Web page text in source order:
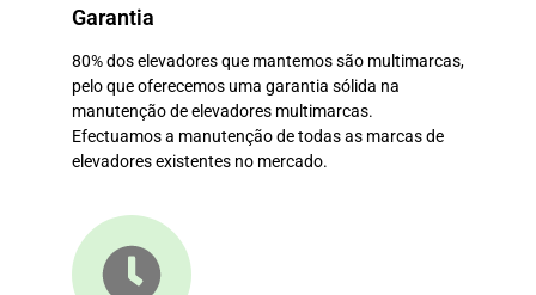
Garantia
80% dos elevadores que mantemos são multimarcas,
pelo que oferecemos uma garantia sólida na
manutenção de elevadores multimarcas.
Efectuamos a manutenção de todas as marcas de
elevadores existentes no mercado.